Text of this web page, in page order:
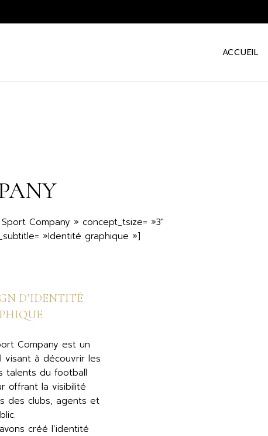
ACCUEIL
Company » concept_tsize= »3″
»Identité graphique »]
D’IDENTITÉ
Company est un
visant à découvrir les
talents du football
offrant la visibilité
des clubs, agents et
créé l’identité